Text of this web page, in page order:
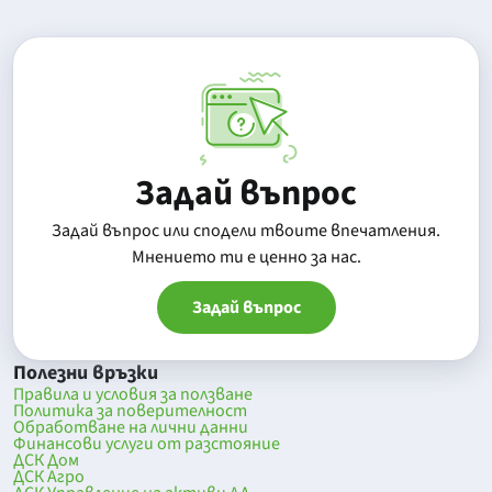
Задай въпрос
Задай въпрос или сподели твоите впечатления.
Mнението ти е ценно за нас.
Задай въпрос
Полезни връзки
Правила и условия за ползване
Политика за поверителност
Обработване на лични данни
Финансови услуги от разстояние
ДСК Дом
ДСК Агро